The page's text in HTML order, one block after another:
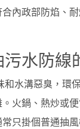
內政部防焰、
水防
水溝惡臭，
火鍋、熱炒或
只掛個普通抽